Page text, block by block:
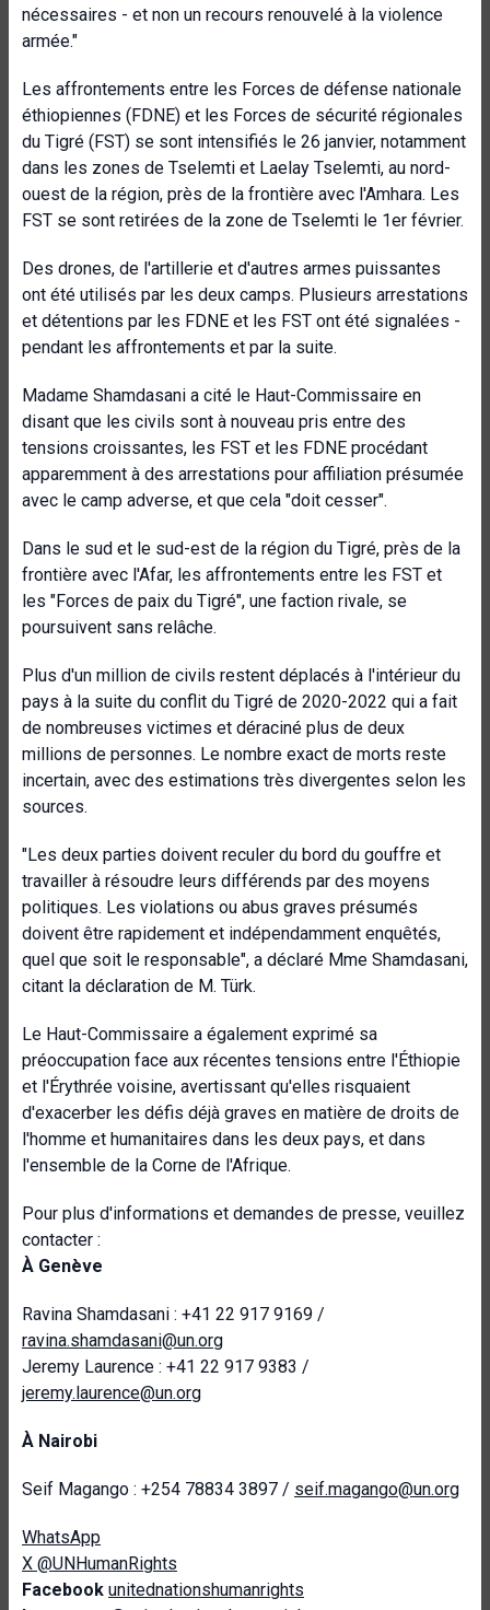
nécessaires - et non un recours renouvelé à la violence
armée."
Les affrontements entre les Forces de défense nationale
éthiopiennes (FDNE) et les Forces de sécurité régionales
du Tigré (FST) se sont intensifiés le 26 janvier, notamment
dans les zones de Tselemti et Laelay Tselemti, au nord-
ouest de la région, près de la frontière avec l'Amhara. Les
FST se sont retirées de la zone de Tselemti le 1er février.
Des drones, de l'artillerie et d'autres armes puissantes
ont été utilisés par les deux camps. Plusieurs arrestations
et détentions par les FDNE et les FST ont été signalées -
pendant les affrontements et par la suite.
Madame Shamdasani a cité le Haut-Commissaire en
disant que les civils sont à nouveau pris entre des
tensions croissantes, les FST et les FDNE procédant
apparemment à des arrestations pour affiliation présumée
avec le camp adverse, et que cela "doit cesser".
Dans le sud et le sud-est de la région du Tigré, près de la
frontière avec l'Afar, les affrontements entre les FST et
les "Forces de paix du Tigré", une faction rivale, se
poursuivent sans relâche.
Plus d'un million de civils restent déplacés à l'intérieur du
pays à la suite du conflit du Tigré de 2020-2022 qui a fait
de nombreuses victimes et déraciné plus de deux
millions de personnes. Le nombre exact de morts reste
incertain, avec des estimations très divergentes selon les
sources.
"Les deux parties doivent reculer du bord du gouffre et
travailler à résoudre leurs différends par des moyens
politiques. Les violations ou abus graves présumés
doivent être rapidement et indépendamment enquêtés,
quel que soit le responsable", a déclaré Mme Shamdasani,
citant la déclaration de M. Türk.
Le Haut-Commissaire a également exprimé sa
préoccupation face aux récentes tensions entre l'Éthiopie
et l'Érythrée voisine, avertissant qu'elles risquaient
d'exacerber les défis déjà graves en matière de droits de
l'homme et humanitaires dans les deux pays, et dans
l'ensemble de la Corne de l'Afrique.
Pour plus d'informations et demandes de presse, veuillez
contacter :
À Genève
Ravina Shamdasani : +41 22 917 9169 /
ravina.shamdasani@un.org
Jeremy Laurence : +41 22 917 9383 /
jeremy.laurence@un.org
À Nairobi
Seif Magango : +254 78834 3897 / seif.magango@un.org
WhatsApp
X @UNHumanRights
Facebook unitednationshumanrights